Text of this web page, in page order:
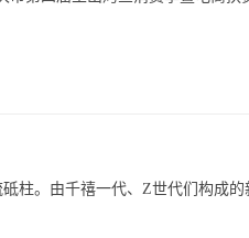
柱。由千禧一代、Z世代们构成